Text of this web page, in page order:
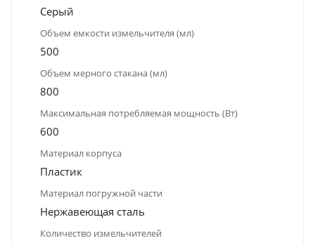
Серый
Объем емкости измельчителя (мл)
500
Объем мерного стакана (мл)
800
Максимальная потребляемая мощность (Вт)
600
Материал корпуса
Пластик
Материал погружной части
Нержавеющая сталь
Количество измельчителей